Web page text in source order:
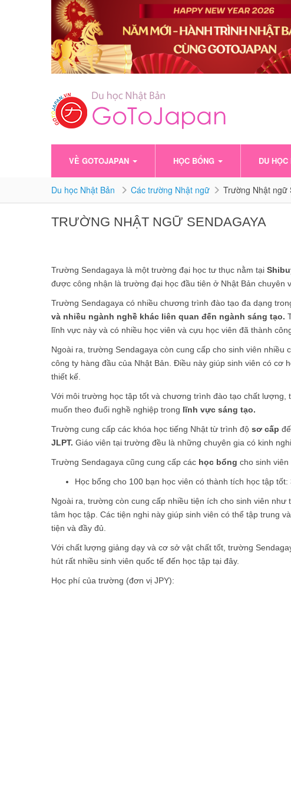
VỀ GOTOJAPAN HỌC BỔNG DU HỌC
Du học Nhật Bản Các trường Nhật ngữ Trường Nhật ngữ
TRƯỜNG NHẬT NGỮ SENDAGAYA
Trường Sendagaya là một trường đại học tư thục nằm tại
được công nhận là trường đại học đầu tiên ở Nhật Bản chuyên
Trường Sendagaya có nhiều chương trình đào tạo đa dạng
và nhiều ngành nghề khác liên quan đến ngành sáng tạo.
lĩnh vực này và có nhiều học viên và cựu học viên đã thành
Ngoài ra, trường Sendagaya còn cung cấp cho sinh viên
công ty hàng đầu của Nhật Bản. Điều này giúp sinh viên có cơ
thiết kế.
Với môi trường học tập tốt và chương trình đào tạo chất
muốn theo đuổi nghề nghiệp trong lĩnh vực sáng tạo.
Trường cung cấp các khóa học tiếng Nhật từ trình độ sơ cấp
JLPT. Giáo viên tại trường đều là những chuyên gia có kinh
Trường Sendagaya cũng cung cấp các học bổng cho sinh
Học bổng cho 100 bạn học viên có thành tích học tập tốt:
Ngoài ra, trường còn cung cấp nhiều tiện ích cho sinh viên
tâm học tập. Các tiện nghi này giúp sinh viên có thể tập trung
tiện và đầy đủ.
Với chất lượng giảng dạy và cơ sở vật chất tốt, trường
hút rất nhiều sinh viên quốc tế đến học tập tại đây.
Học phí của trường (đơn vị JPY):